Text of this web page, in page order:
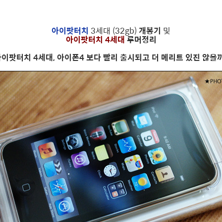
아이팟터치 3세대 (32gb) 개봉기 및
아이팟터치 4세대루머정리
팟터치 4세대, 아이폰4 보다 빨리 출시되고 더 메리트 있진 않을